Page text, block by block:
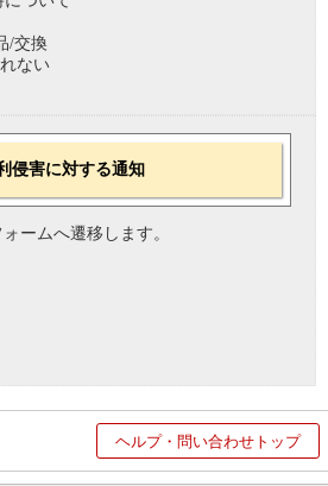
/交換
ない
侵害に対する通知
ームへ遷移します。
ヘルプ・問い合わせトップ